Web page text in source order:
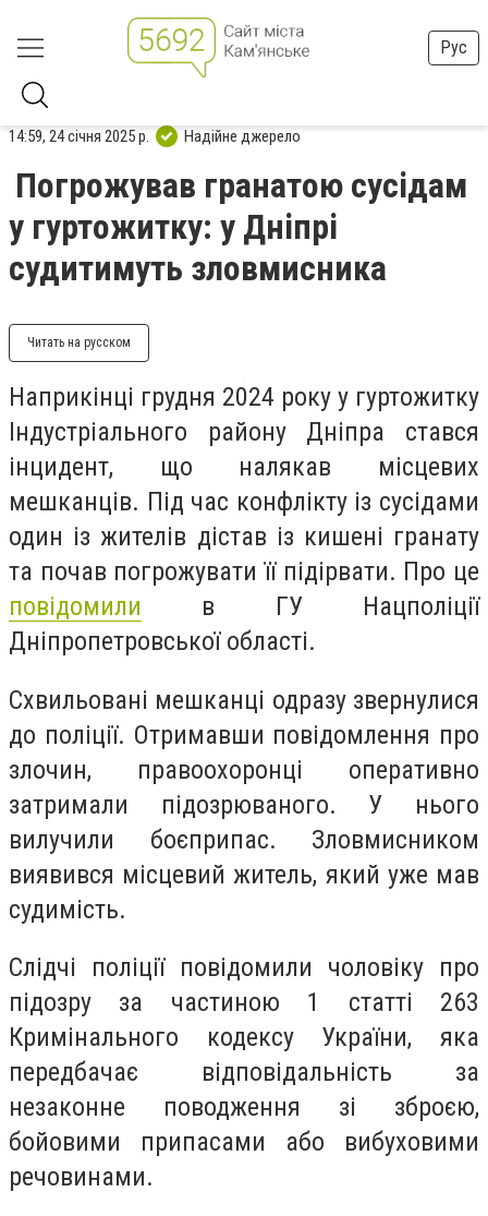
Рус
14:59, 24 січня 2025 р. Надійне джерело
Погрожував гранатою сусідам
у гуртожитку: у Дніпрі
судитимуть зловмисника
Читать на русском
Наприкінці грудня 2024 року у гуртожитку
Індустріального району Дніпра стався
інцидент, що налякав місцевих
мешканців. Під час конфлікту із сусідами
один із жителів дістав із кишені гранату
та почав погрожувати її підірвати. Про це
повідомили в ГУ Нацполіції
Дніпропетровської області.
Схвильовані мешканці одразу звернулися
до поліції. Отримавши повідомлення про
злочин, правоохоронці оперативно
затримали підозрюваного. У нього
вилучили боєприпас. Зловмисником
виявився місцевий житель, який уже мав
судимість.
Слідчі поліції повідомили чоловіку про
підозру за частиною 1 статті 263
Кримінального кодексу України, яка
передбачає відповідальність за
незаконне поводження зі зброєю,
бойовими припасами або вибуховими
речовинами.